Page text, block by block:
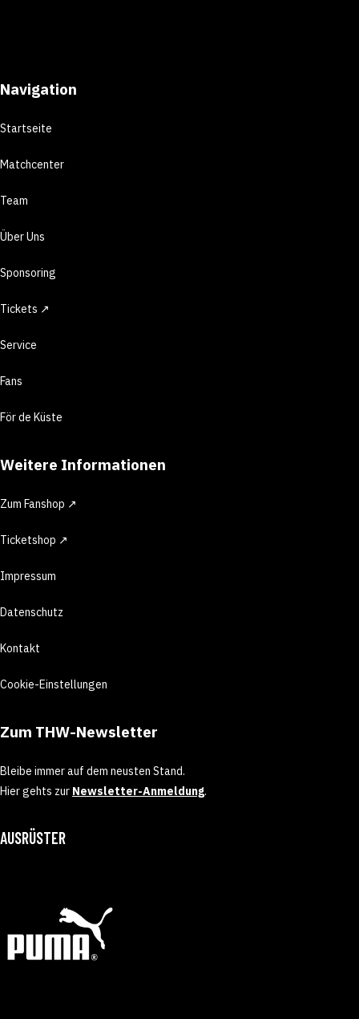
Navigation
Startseite
Matchcenter
Team
Über Uns
Sponsoring
Tickets ↗
Service
Fans
För de Küste
Weitere Informationen
Zum Fanshop ↗
Ticketshop ↗
Impressum
Datenschutz
Kontakt
Cookie-Einstellungen
Zum THW-Newsletter
Bleibe immer auf dem neusten Stand.
Hier gehts zur Newsletter-Anmeldung.
AUSRÜSTER